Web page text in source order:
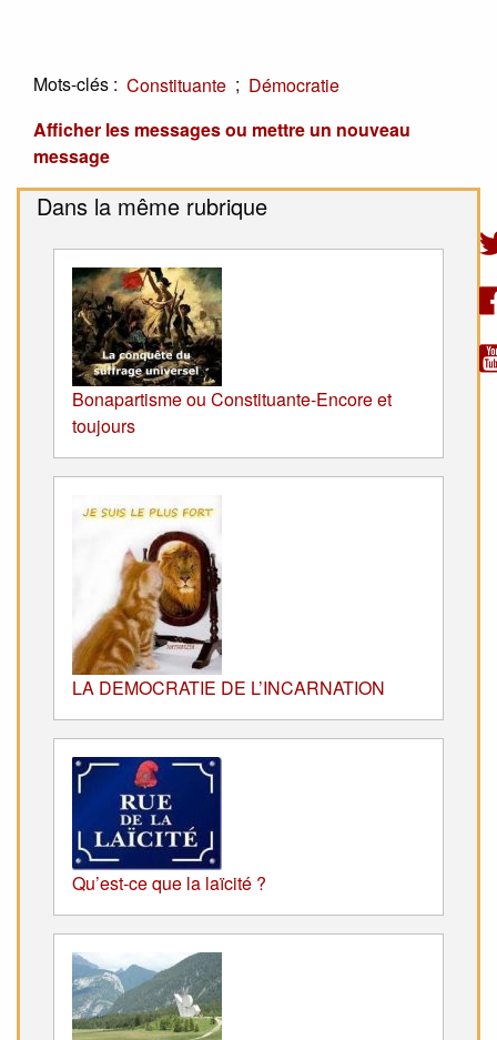
Mots-clés : Constituante ; Démocratie
Afficher les messages ou mettre un nouveau
message
Dans la même rubrique
Bonapartisme ou Constituante-Encore et
toujours
LA DEMOCRATIE DE L’INCARNATION
Qu’est-ce que la laïcité ?